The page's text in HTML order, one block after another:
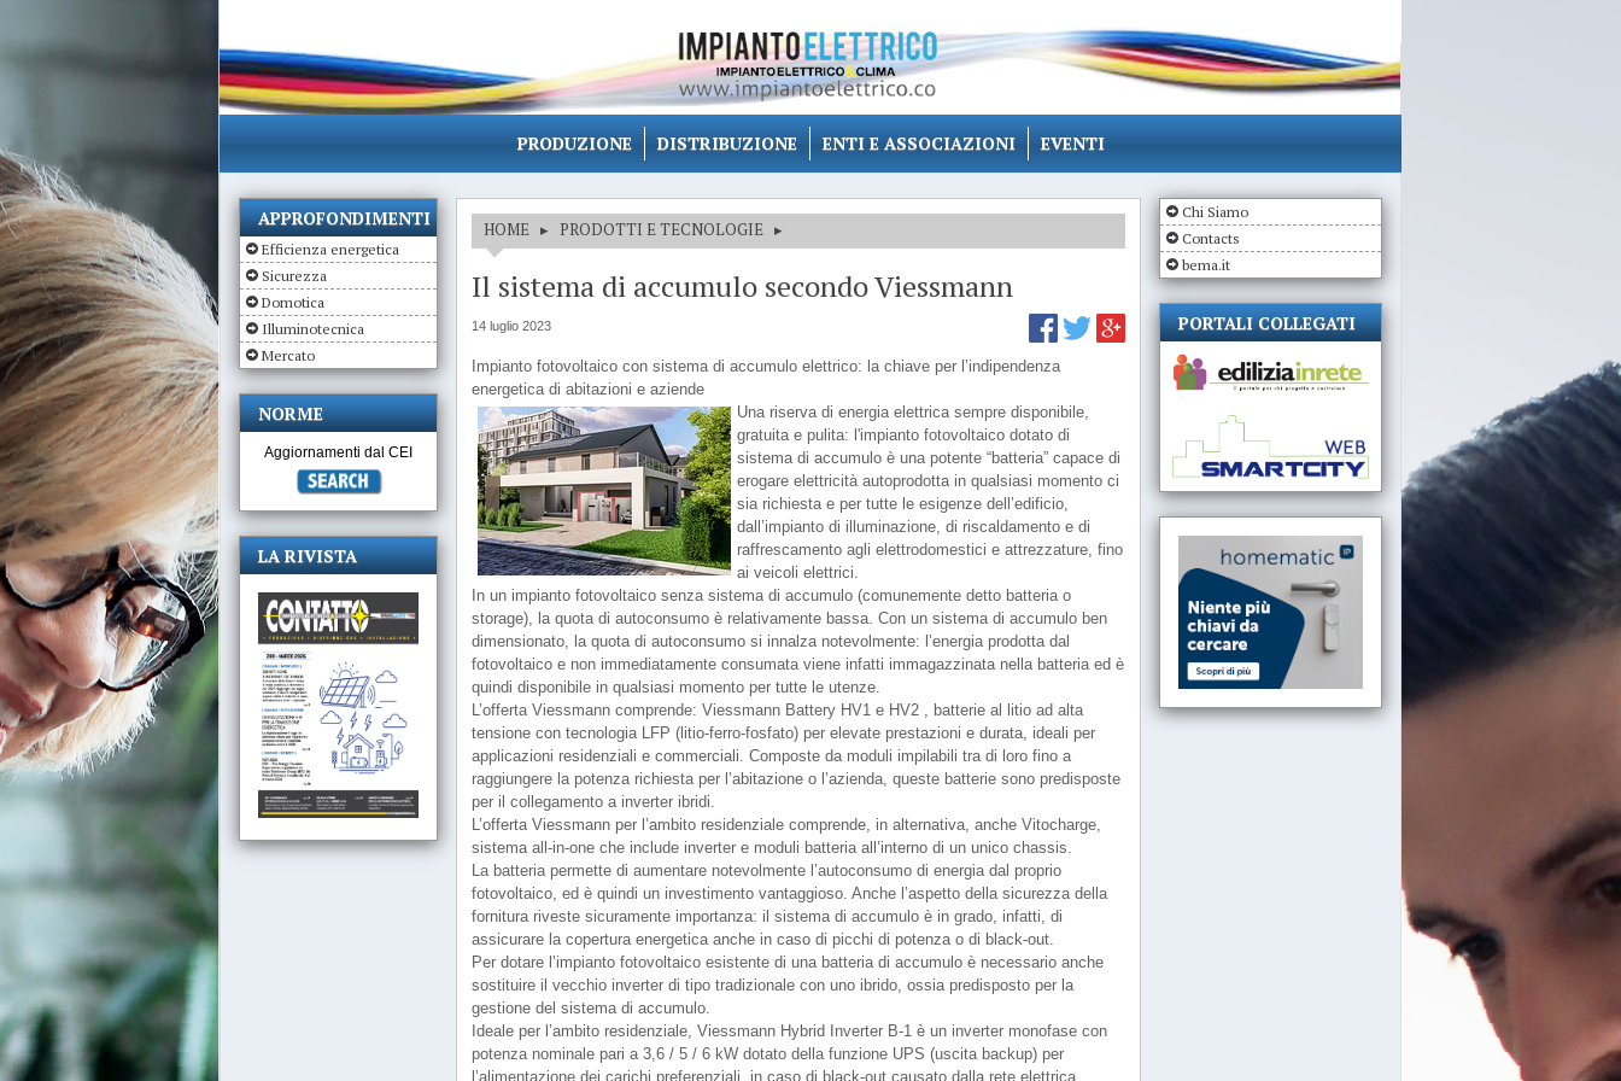
PRODUZIONE DISTRIBUZIONE ENTI E ASSOCIAZIONI EVENTI
HOME ▸ PRODOTTI E TECNOLOGIE ▸
Il sistema di accumulo secondo Viessmann
14 luglio 2023
Impianto fotovoltaico con sistema di accumulo elettrico: la chiave per l’indipendenza
energetica di abitazioni e aziende
Una riserva di energia elettrica sempre disponibile,
gratuita e pulita: l'impianto fotovoltaico dotato di
sistema di accumulo è una potente “batteria” capace di
erogare elettricità autoprodotta in qualsiasi momento ci
sia richiesta e per tutte le esigenze dell’edificio,
dall’impianto di illuminazione, di riscaldamento e di
raffrescamento agli elettrodomestici e attrezzature, fino
ai veicoli elettrici.
In un impianto fotovoltaico senza sistema di accumulo (comunemente detto batteria o
storage), la quota di autoconsumo è relativamente bassa. Con un sistema di accumulo ben
dimensionato, la quota di autoconsumo si innalza notevolmente: l’energia prodotta dal
fotovoltaico e non immediatamente consumata viene infatti immagazzinata nella batteria ed è
quindi disponibile in qualsiasi momento per tutte le utenze.
L’offerta Viessmann comprende: Viessmann Battery HV1 e HV2 , batterie al litio ad alta
tensione con tecnologia LFP (litio-ferro-fosfato) per elevate prestazioni e durata, ideali per
applicazioni residenziali e commerciali. Composte da moduli impilabili tra di loro fino a
raggiungere la potenza richiesta per l’abitazione o l’azienda, queste batterie sono predisposte
per il collegamento a inverter ibridi.
L’offerta Viessmann per l’ambito residenziale comprende, in alternativa, anche Vitocharge,
sistema all-in-one che include inverter e moduli batteria all’interno di un unico chassis.
La batteria permette di aumentare notevolmente l’autoconsumo di energia dal proprio
fotovoltaico, ed è quindi un investimento vantaggioso. Anche l’aspetto della sicurezza della
fornitura riveste sicuramente importanza: il sistema di accumulo è in grado, infatti, di
assicurare la copertura energetica anche in caso di picchi di potenza o di black-out.
Per dotare l’impianto fotovoltaico esistente di una batteria di accumulo è necessario anche
sostituire il vecchio inverter di tipo tradizionale con uno ibrido, ossia predisposto per la
gestione del sistema di accumulo.
Ideale per l’ambito residenziale, Viessmann Hybrid Inverter B-1 è un inverter monofase con
potenza nominale pari a 3,6 / 5 / 6 kW dotato della funzione UPS (uscita backup) per
l’alimentazione dei carichi preferenziali, in caso di black-out causato dalla rete elettrica.
APPROFONDIMENTI
Efficienza energetica
Sicurezza
Domotica
Illuminotecnica
Mercato
NORME
Aggiornamenti dal CEI
LA RIVISTA
Chi Siamo
Contacts
bema.it
PORTALI COLLEGATI